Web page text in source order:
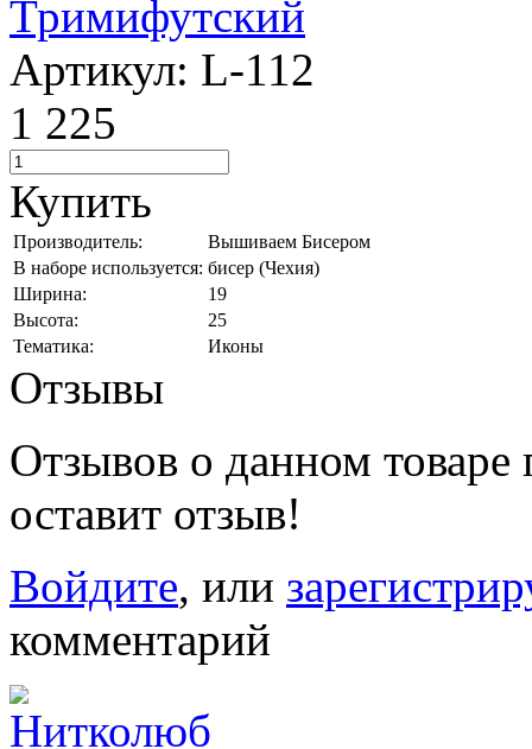
Артикул: L-112
1 225
Купить
Производитель:
Вышиваем Бисером
В наборе используется: бисер (Чехия)
Ширина:
19
Высота:
25
Тематика:
Иконы
Отзывы
Отзывов о данном товаре
оставит отзыв!
Войдите, или
комментарий